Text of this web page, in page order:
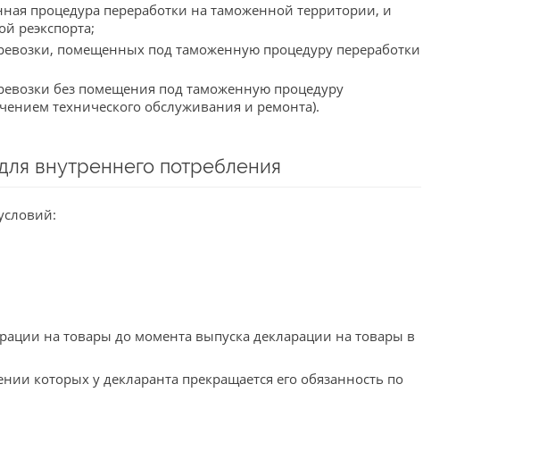
процедура переработки на таможенной территории, и
реэкспорта;
помещенных под таможенную процедуру переработки
без помещения под таможенную процедуру
технического обслуживания и ремонта).
внутреннего потребления
на товары до момента выпуска декларации на товары в
которых у декларанта прекращается его обязанность по